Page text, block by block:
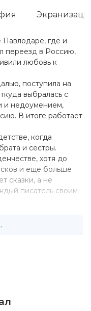
Павлодаре, где и
переезд в Россию,
любовь к
поступила на
выбралась с
и недоумением,
В итоге работает
когда
и сестры.
хотя до
и еще больше
сказки, а не
писатель своим